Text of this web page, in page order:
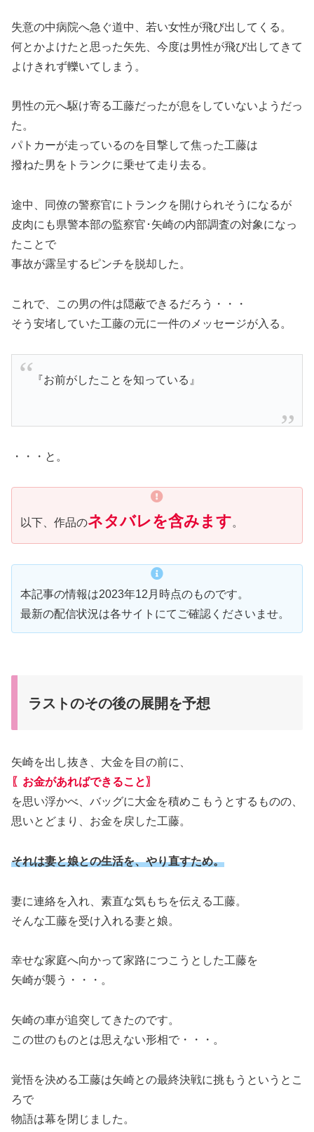
失意の中病院へ急ぐ道中、若い女性が飛び出してくる。
何とかよけたと思った矢先、今度は男性が飛び出してきて
よけきれず轢いてしまう。
男性の元へ駆け寄る工藤だったが息をしていないようだっ
た。
パトカーが走っているのを目撃して焦った工藤は
撥ねた男をトランクに乗せて走り去る。
途中、同僚の警察官にトランクを開けられそうになるが
皮肉にも県警本部の監察官･矢崎の内部調査の対象になっ
たことで
事故が露呈するピンチを脱却した。
これで、この男の件は隠蔽できるだろう・・・
そう安堵していた工藤の元に一件のメッセージが入る。
『お前がしたことを知っている』
・・・と。
以下、作品のネタバレを含みます。
本記事の情報は2023年12月時点のものです。
最新の配信状況は各サイトにてご確認くださいませ。
ラストのその後の展開を予想
矢崎を出し抜き、大金を目の前に、
〖お金があればできること〗
を思い浮かべ、バッグに大金を積めこもうとするものの、
思いとどまり、お金を戻した工藤。
それは妻と娘との生活を、やり直すため。
妻に連絡を入れ、素直な気もちを伝える工藤。
そんな工藤を受け入れる妻と娘。
幸せな家庭へ向かって家路につこうとした工藤を
矢崎が襲う・・・。
矢崎の車が追突してきたのです。
この世のものとは思えない形相で・・・。
覚悟を決める工藤は矢崎との最終決戦に挑もうというとこ
ろで
物語は幕を閉じました。